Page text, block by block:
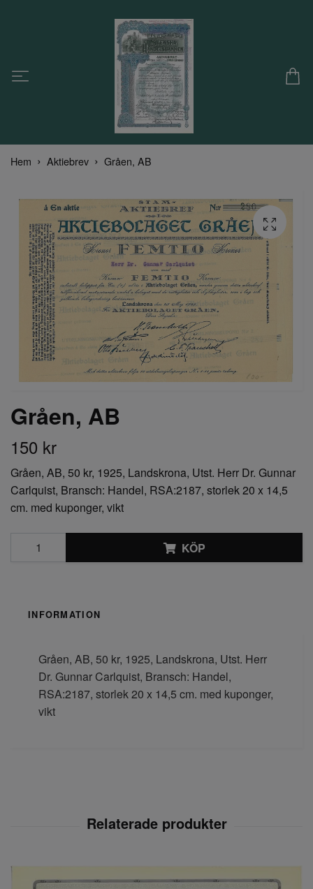
Hem Aktiebrev Gråen, AB
Gråen, AB
150 kr
Gråen, AB, 50 kr, 1925, Landskrona, Utst. Herr Dr. Gunnar
Carlquist, Bransch: Handel, RSA:2187, storlek 20 x 14,5
cm. med kuponger, vikt
KÖP
INFORMATION
Gråen, AB, 50 kr, 1925, Landskrona, Utst. Herr
Dr. Gunnar Carlquist, Bransch: Handel,
RSA:2187, storlek 20 x 14,5 cm. med kuponger,
vikt